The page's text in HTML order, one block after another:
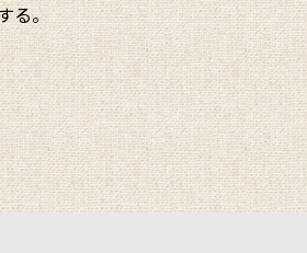
る。